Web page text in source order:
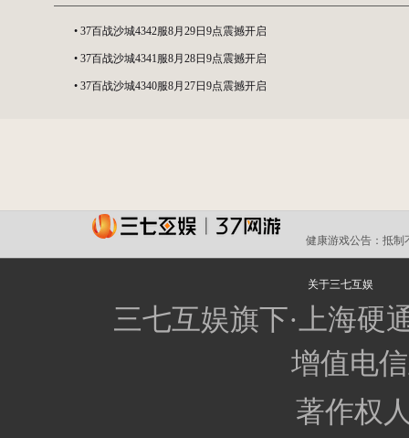
• 37百战沙城4342服8月29日9点震撼开启
• 37百战沙城4341服8月28日9点震撼开启
• 37百战沙城4340服8月27日9点震撼开启
健康游戏公告： 抵制
关于三七互娱
三七互娱旗下·上海硬
增值电
著作权